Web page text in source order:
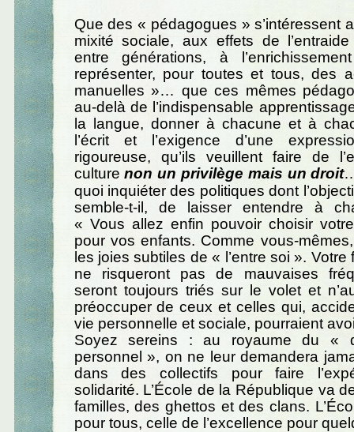
Que des « pédagogues » s’intéressent
mixité sociale, aux effets de
entre générations, à
représenter, pour toutes et tous, des
manuelles »… que ces mêmes
au-delà de l’indispensable
la langue, donner à chacune et à
l’écrit et l’exigence d’une
rigoureuse, qu’ils veuillent faire de
culturenon un privilège mais un droit
quoi inquiéter des politiques dont
semble-t-il, de laisser entendre à
« Vous allez enfin pouvoir choisir
pour vos enfants. Comme vous-
les joies subtiles de « l’entre soi ». Votre
ne risqueront pas de mauvaises
seront toujours triés sur le volet et
préoccuper de ceux et celles qui,
vie personnelle et sociale, pourraient
Soyez sereins : au royaume du «
personnel », on ne leur demandera
dans des collectifs pour faire
solidarité. L’École de la République va
familles, des ghettos et des clans.
pour tous, celle de l’excellence pour